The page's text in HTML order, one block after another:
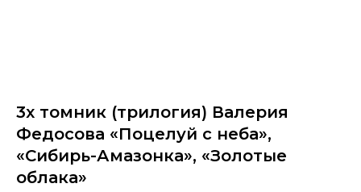
3х томник (трилогия) Валерия
Федосова «Поцелуй с неба»,
«Сибирь-Амазонка», «Золотые
облака»